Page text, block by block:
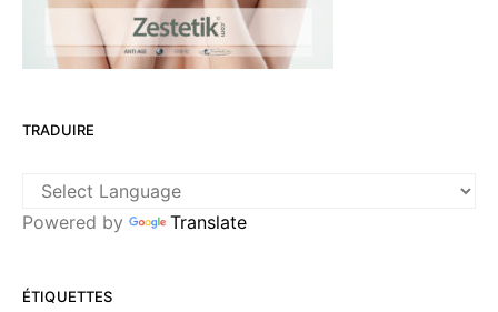
TRADUIRE
Powered by Translate
ÉTIQUETTES